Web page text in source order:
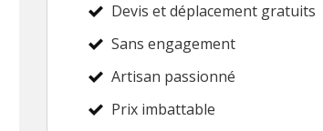
Devis et déplacement gratuits
Sans engagement
Artisan passionné
Prix imbattable